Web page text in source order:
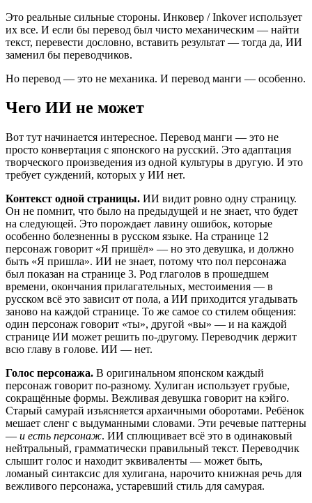
Это реальные сильные стороны. Инковер / Inkover использует
их все. И если бы перевод был чисто механическим — найти
текст, перевести дословно, вставить результат — тогда да, ИИ
заменил бы переводчиков.
Но перевод — это не механика. И перевод манги — особенно.
Чего ИИ не может
Вот тут начинается интересное. Перевод манги — это не
просто конвертация с японского на русский. Это адаптация
творческого произведения из одной культуры в другую. И это
требует суждений, которых у ИИ нет.
Контекст одной страницы. ИИ видит ровно одну страницу.
Он не помнит, что было на предыдущей и не знает, что будет
на следующей. Это порождает лавину ошибок, которые
особенно болезненны в русском языке. На странице 12
персонаж говорит «Я пришёл» — но это девушка, и должно
быть «Я пришла». ИИ не знает, потому что пол персонажа
был показан на странице 3. Род глаголов в прошедшем
времени, окончания прилагательных, местоимения — в
русском всё это зависит от пола, а ИИ приходится угадывать
заново на каждой странице. То же самое со стилем общения:
один персонаж говорит «ты», другой «вы» — и на каждой
странице ИИ может решить по-другому. Переводчик держит
всю главу в голове. ИИ — нет.
Голос персонажа. В оригинальном японском каждый
персонаж говорит по-разному. Хулиган использует грубые,
сокращённые формы. Вежливая девушка говорит на кэйго.
Старый самурай изъясняется архаичными оборотами. Ребёнок
мешает сленг с выдуманными словами. Эти речевые паттерны
— и есть персонаж. ИИ сплющивает всё это в одинаковый
нейтральный, грамматически правильный текст. Переводчик
слышит голос и находит эквиваленты — может быть,
ломаный синтаксис для хулигана, нарочито книжная речь для
вежливого персонажа, устаревший стиль для самурая.